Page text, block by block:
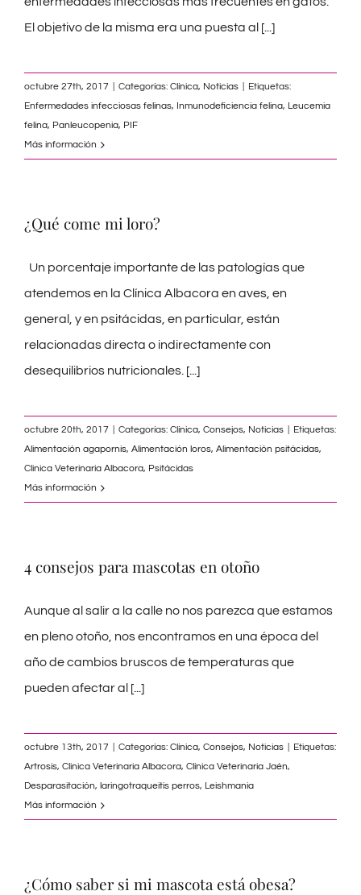
El objetivo de la misma era una puesta al [...]
octubre 27th, 2017 Categorías: Clínica, Noticias
Etiquetas:
Enfermedades infecciosas felinas, Inmunodeficiencia felina, Leucemia
felina, Panleucopenia, PIF
Más información
¿Qué come mi loro?
Un porcentaje importante de las patologías que
atendemos en la Clínica Albacora en aves, en
general, y en psitácidas, en particular, están
relacionadas directa o indirectamente con
desequilibrios nutricionales. [...]
octubre 20th, 2017 Categorías: Clínica, Consejos, Noticias
Etiquetas:
Alimentación agapornis, Alimentación loros, Alimentación psitácidas,
Clinica Veterinaria Albacora, Psitácidas
Más información
4 consejos para mascotas en otoño
Aunque al salir a la calle no nos parezca que estamos
en pleno otoño, nos encontramos en una época del
año de cambios bruscos de temperaturas que
pueden afectar al [...]
octubre 13th, 2017 Categorías: Clínica, Consejos, Noticias
Etiquetas:
Artrosis, Clinica Veterinaria Albacora, Clínica Veterinaria Jaén,
Desparasitación, laringotraqueitis perros, Leishmania
Más información
¿Cómo saber si mi mascota está obesa?